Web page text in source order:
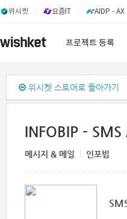
위시켓 요즘IT AIDP - AX
프로젝트 등록
위시켓 스토어로 돌아가기
INFOBIP - SMS
메시지 & 메일 인포빕